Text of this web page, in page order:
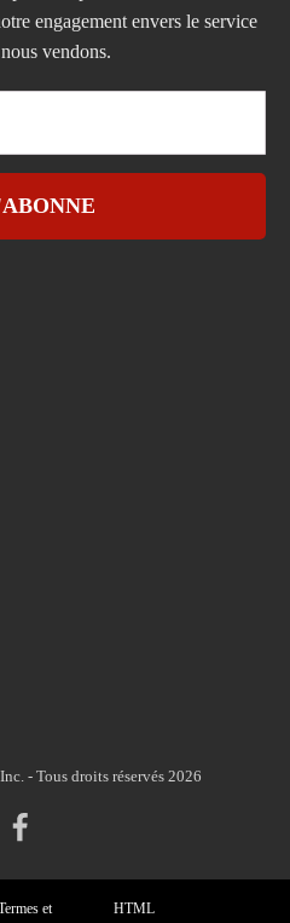
engagement envers le service
vendons.
- Tous droits réservés 2026
et
HTML